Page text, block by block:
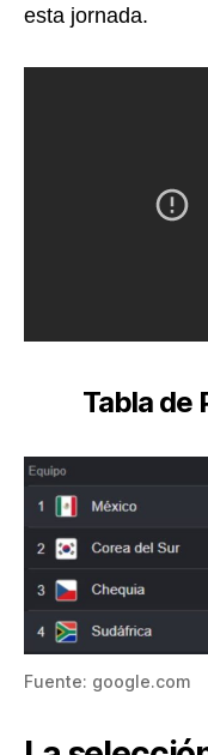
esta jornada.
Tabla de
Fuente: google.com